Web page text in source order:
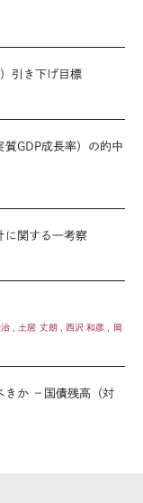
引き下げ目標
質GDP成長率）の的中
に関する一考察
, 土居 丈朗 , 西沢 和彦 , 岡
きか －国債残高（対